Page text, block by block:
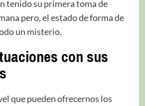
tenido su primera toma de
pero, el estado de forma de
un misterio.
con sus
que pueden ofrecernos los